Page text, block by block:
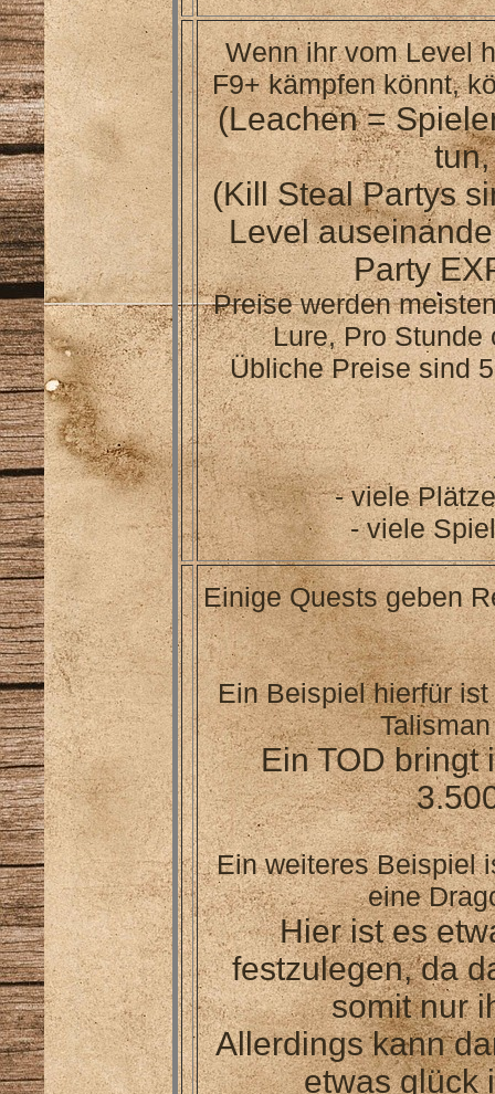
Wenn ihr vom Level
F9+ kämpfen könnt,
(Leachen =
(Kill Steal Partys
Level
Party
Preise werden
Lure, Pro Stunde
Übliche Preise sind
- viele
- viele
Einige Quests geben
Ein Beispiel hierfür
Ein TOD bringt
Ein weiteres Beispiel
eine
Hier ist es
festzulegen, da
somit nur
Allerdings kann
etwas glück